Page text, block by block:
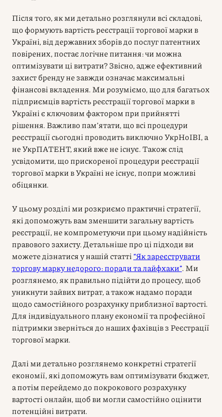
Після того, як ми детально розглянули всі складові,
що формують вартість реєстрації торгової марки в
Україні, від державних зборів до послуг патентних
повірених, постає логічне питання: чи можна
оптимізувати ці витрати? Звісно, адже ефективний
захист бренду не завжди означає максимальні
фінансові вкладення. Ми розуміємо, що для багатьох
підприємців вартість реєстрації торгової марки в
Україні є ключовим фактором при прийнятті
рішення. Важливо пам’ятати, що всі процедури
реєстрації сьогодні проводить виключно УкрНоІВІ, а
не УкрПАТЕНТ, який вже не існує. Також слід
усвідомити, що прискореної процедури реєстрації
торгової марки в Україні не існує, попри можливі
обіцянки.
У цьому розділі ми розкриємо практичні стратегії,
які допоможуть вам зменшити загальну вартість
реєстрації, не компрометуючи при цьому надійність
правового захисту. Детальніше про ці підходи ви
можете дізнатися у нашій статті “Як зареєструвати
торгову марку недорого: поради та лайфхаки”. Ми
розглянемо, як правильно підійти до процесу, щоб
уникнути зайвих витрат, а також надамо поради
щодо самостійного розрахунку приблизної вартості.
Для індивідуального плану економії та професійної
підтримки зверніться до наших фахівців з Реєстрації
торгової марки.
Далі ми детально розглянемо конкретні стратегії
економії, які допоможуть вам оптимізувати бюджет,
а потім перейдемо до покрокового розрахунку
вартості онлайн, щоб ви могли самостійно оцінити
потенційні витрати.